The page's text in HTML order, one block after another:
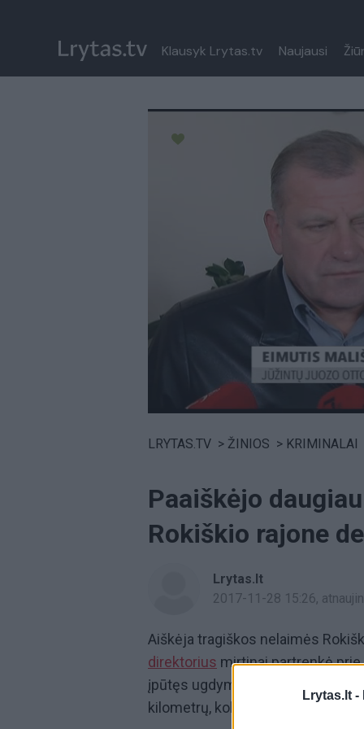
Lrytas.lt -
Klausyk Lrytas.tv Naujausi
LRYTAS.TV > ŽINIOS > KRIMINALAI
Paaiškėjo
Rokiškio rajone
Lrytas.lt
2017-11-28 15:26,
Aiškėja tragiškos nelaimės
direktorius mirtinai partrenkė
įpūtęs ugdymo įstaigos vadovas
kilometrų, kol miegantį policija jį